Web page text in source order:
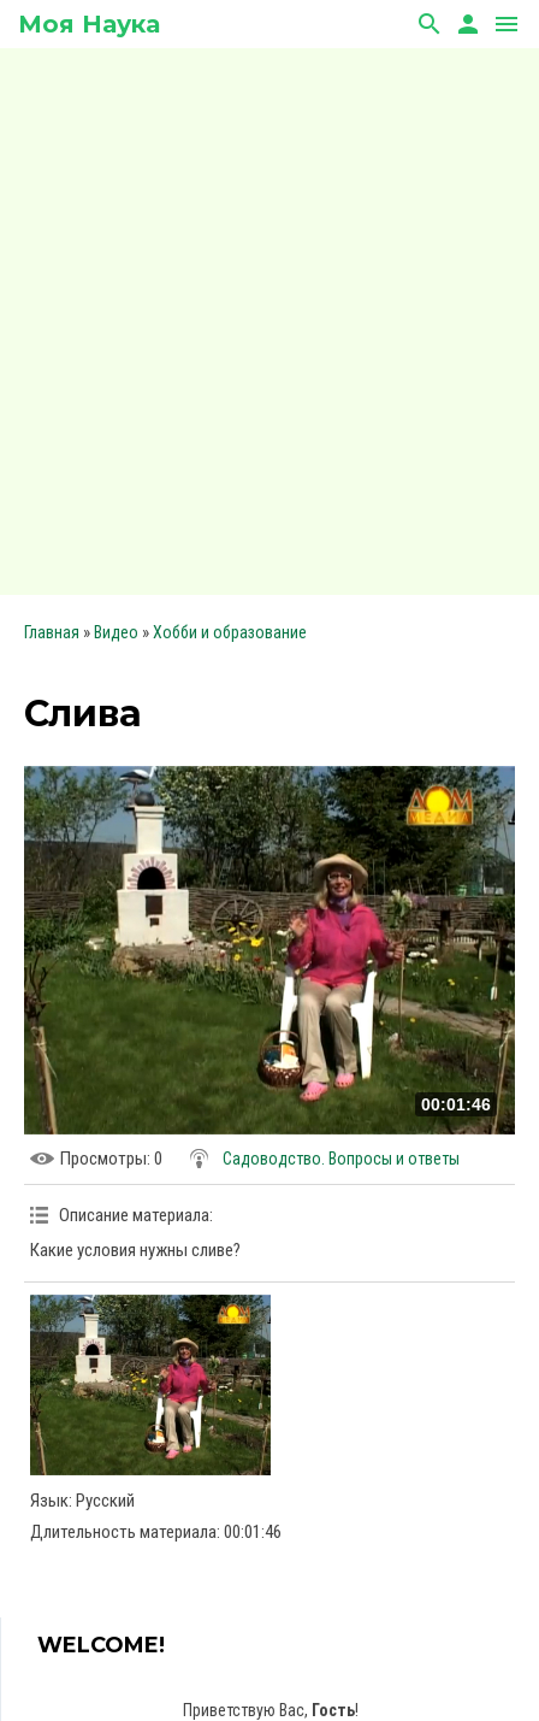
Моя Наука search person menu
Главная » Видео »Хобби и образование
Слива
00:01:46
Просмотры: 0 Садоводство. Вопросы и ответы
Описание материала:
Какие условия нужны сливе?
Язык: Русский
Длительность материала: 00:01:46
WELCOME!
Приветствую Вас, Гость!